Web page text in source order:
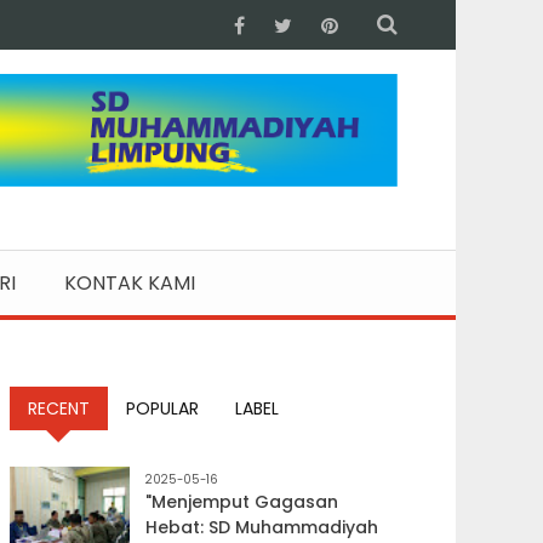
KONTAK KAMI
RECENT POPULAR LABEL
2025-05-16
"Menjemput Gagasan
Hebat: SD Muhammadiyah